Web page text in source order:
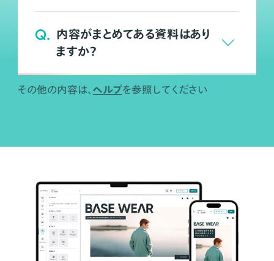
Q. 内容がまとめてある資料はあり
ますか？
その他の内容は、 ヘルプを参照してください